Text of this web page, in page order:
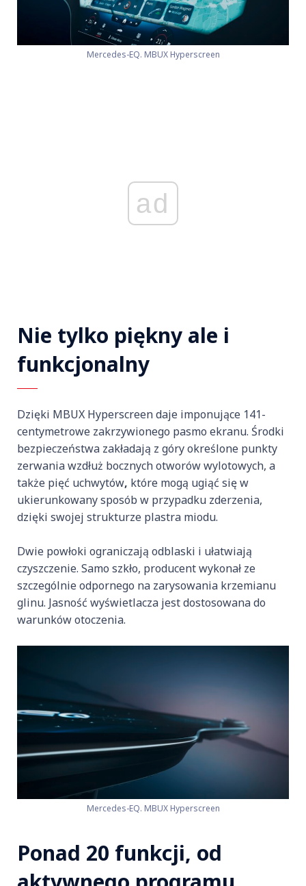
Mercedes-EQ. MBUX Hyperscreen
ad
Nie tylko piękny ale i
funkcjonalny
Dzięki MBUX Hyperscreen daje imponujące 141-
centymetrowe zakrzywionego pasmo ekranu. Środki
bezpieczeństwa zakładają z góry określone punkty
zerwania wzdłuż bocznych otworów wylotowych, a
także pięć uchwytów, które mogą ugiąć się w
ukierunkowany sposób w przypadku zderzenia,
dzięki swojej strukturze plastra miodu.
Dwie powłoki ograniczają odblaski i ułatwiają
czyszczenie. Samo szkło, producent wykonał ze
szczególnie odpornego na zarysowania krzemianu
glinu. Jasność wyświetlacza jest dostosowana do
warunków otoczenia.
Mercedes-EQ. MBUX Hyperscreen
Ponad 20 funkcji, od